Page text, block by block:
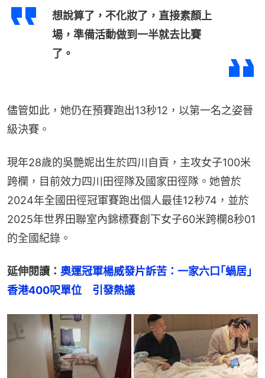
想說算了，不化妝了，直接素顏上
場，準備活動做到一半就去比賽
了。
儘管如此，她仍在預賽跑出13秒12，以第一名之姿晉
級決賽。
現年28歲的吳艷妮出生於四川自貢，主攻女子100米
跨欄，目前效力四川田徑隊及國家田徑隊。她曾於
2024年全國田徑冠軍賽跑出個人最佳12秒74，並於
2025年世界田聯室內錦標賽創下女子60米跨欄8秒01
的全國紀錄。
延伸閱讀： 奧運冠軍楊威發片訴苦：一家六口｢蝸居｣
香港400呎單位　引發熱議